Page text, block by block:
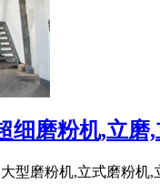
细磨粉机,立磨,
型磨粉机,立式磨粉